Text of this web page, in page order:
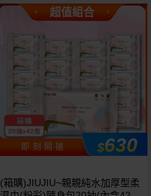
超值組合
即 刻 開 搶 $630
(箱購)JIUJIU~親親純水加厚型柔